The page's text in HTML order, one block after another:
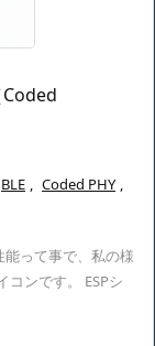
BLE , Coded PHY ,
能って事で、私の様
ンです。 ESPシ